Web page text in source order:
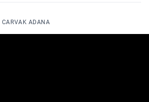
CARVAK ADANA